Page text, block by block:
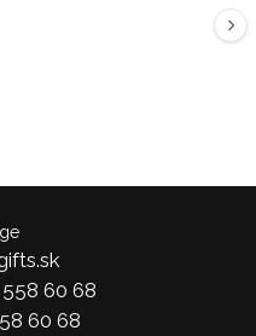
558 60 68
60 68